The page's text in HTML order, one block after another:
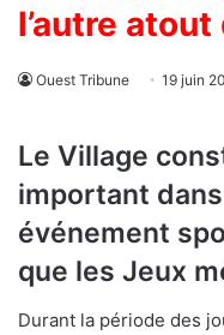
l’autre atout
Ouest Tribune 19 juin
Le Village
important dans
événement
que les Jeux
Durant la période des